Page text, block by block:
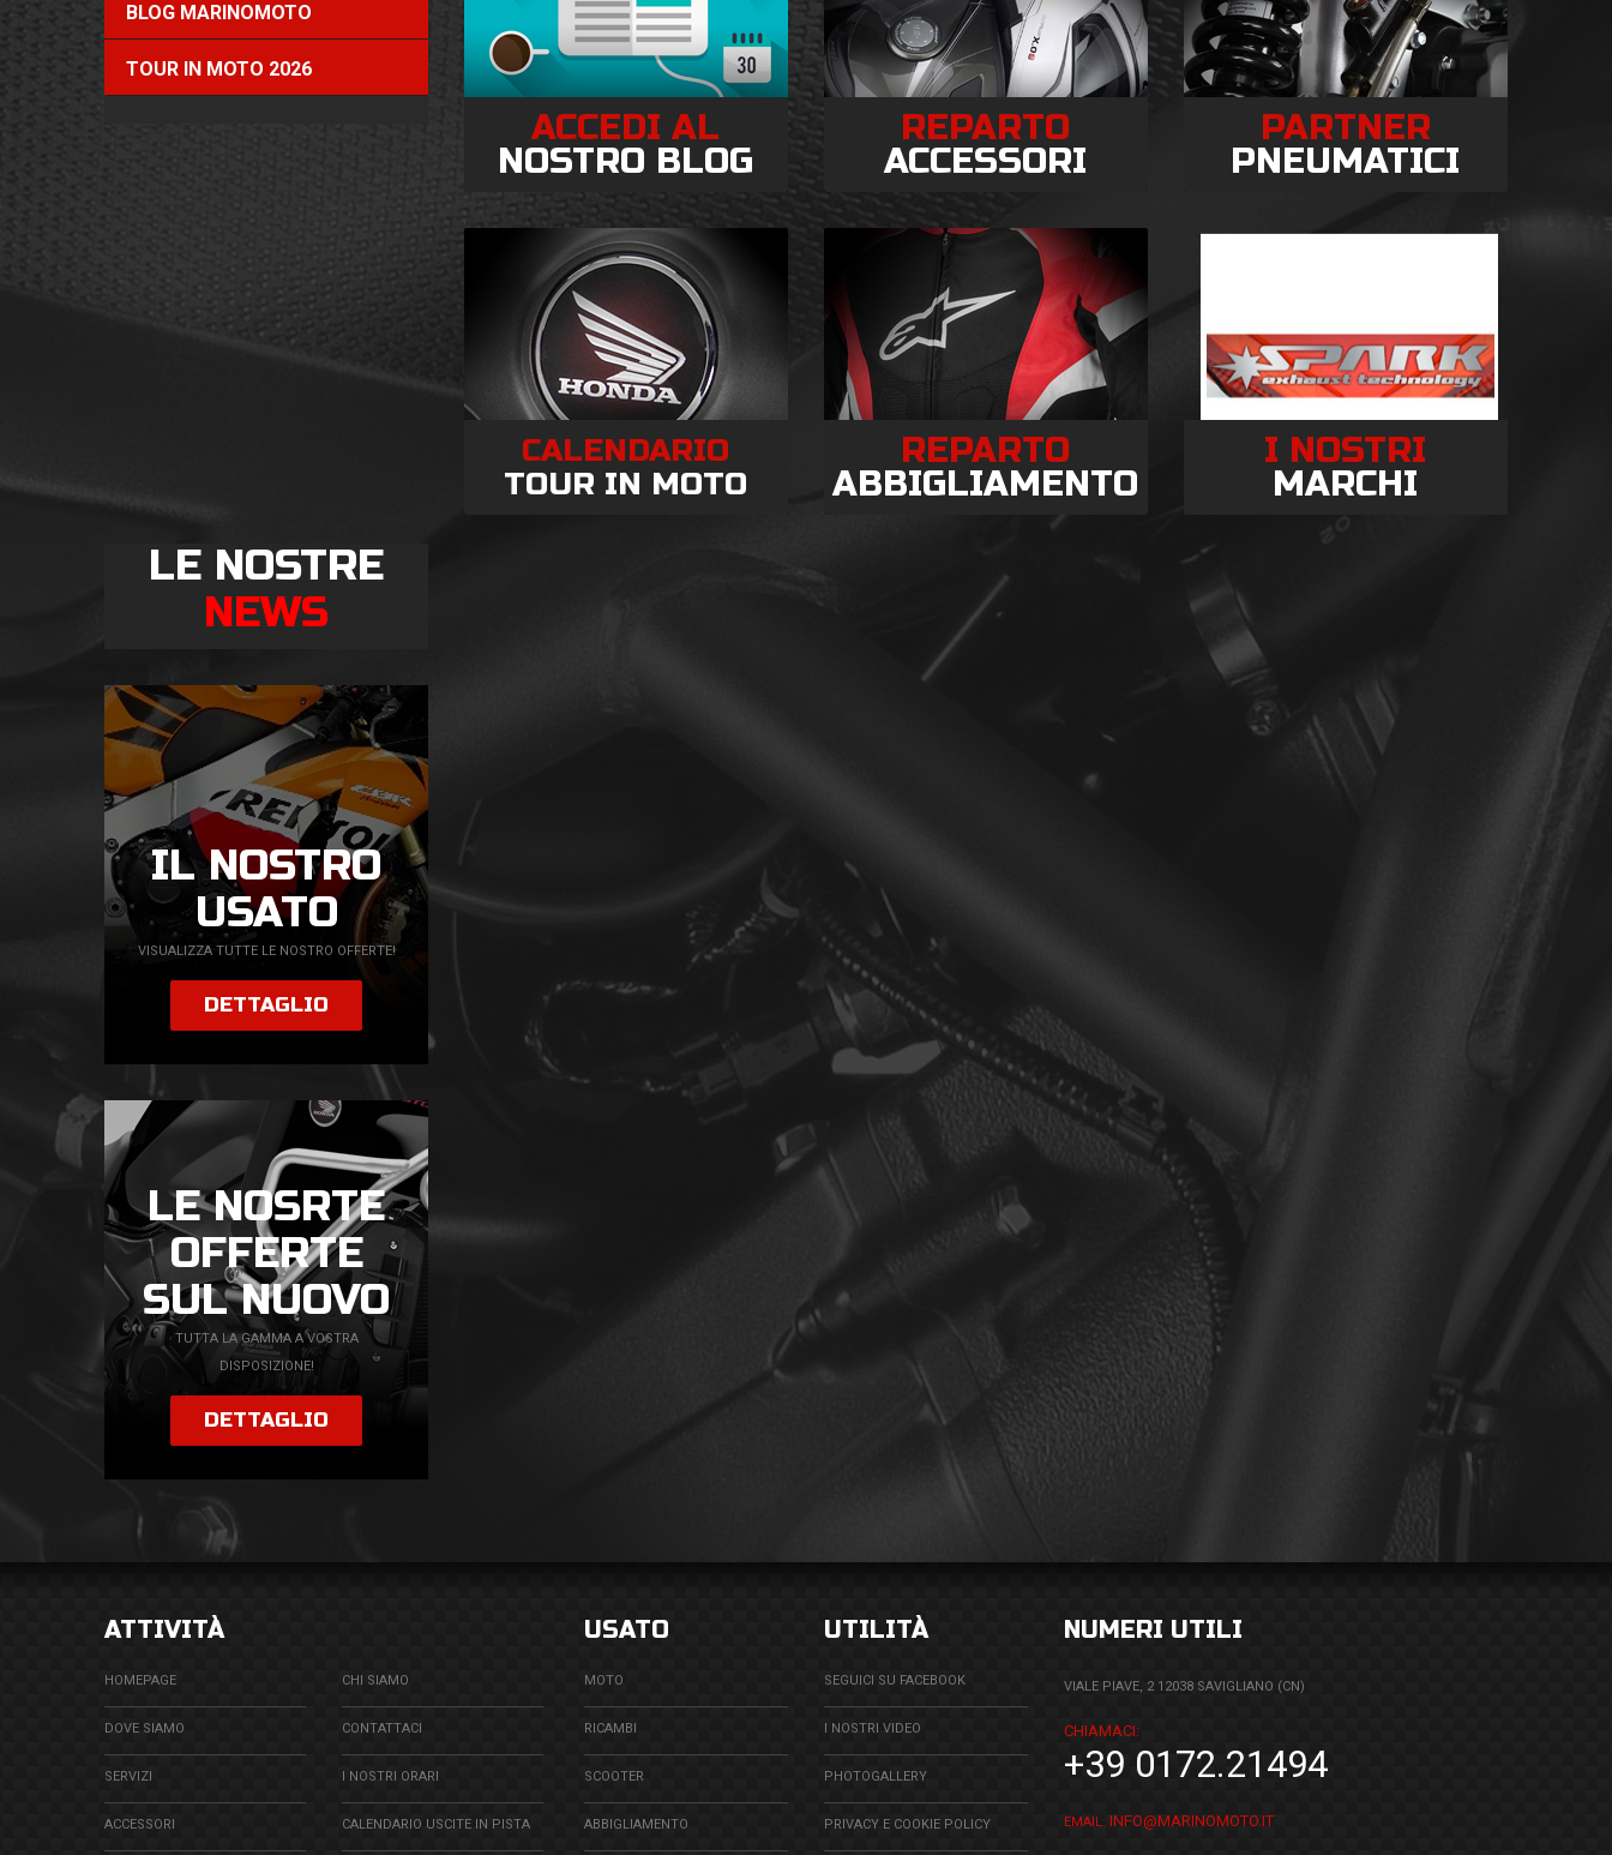
BLOG MARINOMOTO
TOUR IN MOTO 2026
LE NOSTRE
NEWS
IL NOSTRO
USATO
VISUALIZZA TUTTE LE NOSTRO OFFERTE!
DETTAGLIO
LE NOSRTE
OFFERTE
SUL NUOVO
TUTTA LA GAMMA A VOSTRA
DISPOSIZIONE!
DETTAGLIO
ACCEDI AL
NOSTRO BLOG
REPARTO
ACCESSORI
PARTNER
PNEUMATICI
CALENDARIO
TOUR IN MOTO
REPARTO
ABBIGLIAMENTO
I NOSTRI
MARCHI
ATTIVITÀ
HOMEPAGE CHI SIAMO
DOVE SIAMO CONTATTACI
SERVIZI I NOSTRI ORARI
ACCESSORI CALENDARIO USCITE IN PISTA
USATO
MOTO
RICAMBI
SCOOTER
ABBIGLIAMENTO
UTILITÀ
SEGUICI SU FACEBOOK
I NOSTRI VIDEO
PHOTOGALLERY
PRIVACY E COOKIE POLICY
NUMERI UTILI
VIALE PIAVE, 2 12038 SAVIGLIANO (CN)
CHIAMACI:
+39 0172.21494
EMAIL: INFO@MARINOMOTO.IT